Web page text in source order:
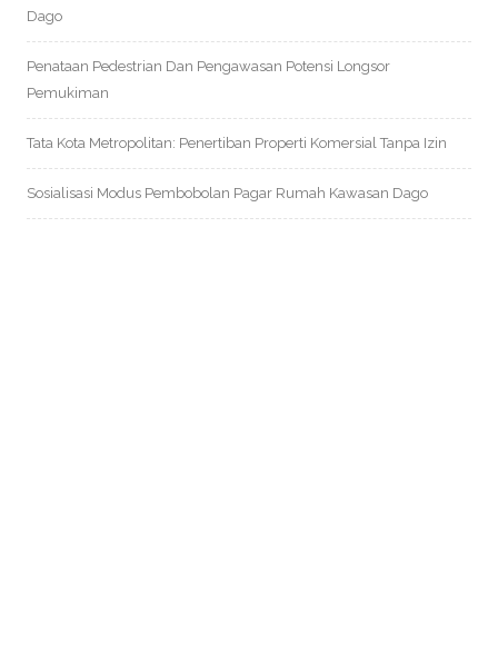
Dago
Penataan Pedestrian Dan Pengawasan Potensi Longsor
Pemukiman
Tata Kota Metropolitan: Penertiban Properti Komersial Tanpa Izin
Sosialisasi Modus Pembobolan Pagar Rumah Kawasan Dago